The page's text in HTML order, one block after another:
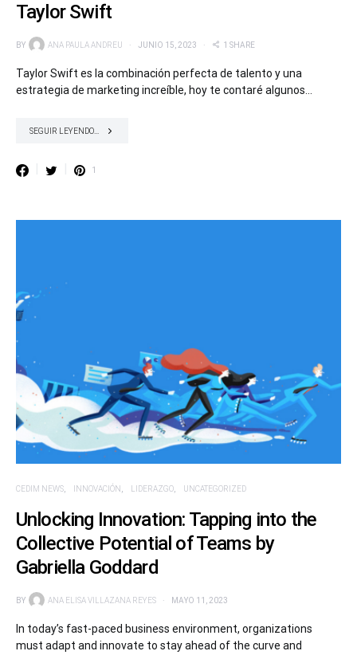
Taylor Swift
BY ANA PAULA ANDREU JUNIO 15, 2023 1 SHARE
Taylor Swift es la combinación perfecta de talento y una
estrategia de marketing increíble, hoy te contaré algunos…
SEGUIR LEYENDO...
1
CEDIM NEWS INNOVACIÓN LIDERAZGO UNCATEGORIZED
Unlocking Innovation: Tapping into the
Collective Potential of Teams by
Gabriella Goddard
BY ANA ELISA VILLAZANA REYES MAYO 11, 2023
In today’s fast-paced business environment, organizations
must adapt and innovate to stay ahead of the curve and